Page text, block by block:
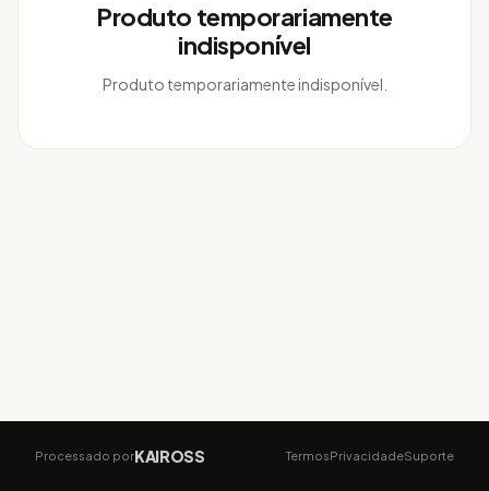
Produto temporariamente
indisponível
Produto temporariamente indisponível.
Processado porKAIROSS TermosPrivacidadeSuporte